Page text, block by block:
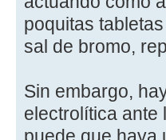
poquitas
sal de bromo,
Sin embargo,
electrolítica ante